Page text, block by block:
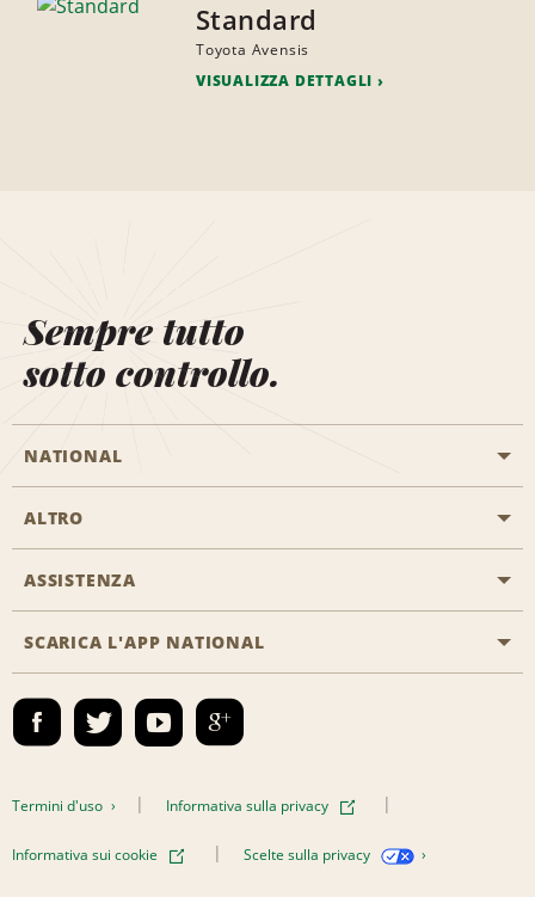
Standard
Toyota Avensis
VISUALIZZA DETTAGLI
Sempre tutto
sotto controllo.
NATIONAL
Inizia una prenotazione
Programmi business
Emerald Club Accedi
ALTRO
Offerte di lavoro
ASSISTENZA
Accessibilità
Contatti
SCARICA L'APP NATIONAL
Termini d'uso Informativa sulla privacy
Informativa sui cookie Scelte sulla privacy